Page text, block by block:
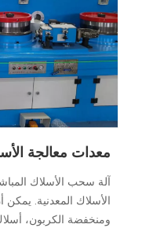
آلة سحب الأسلاك
الأسلاك المعدنية. يمكن
ومنخفضة الكربون،